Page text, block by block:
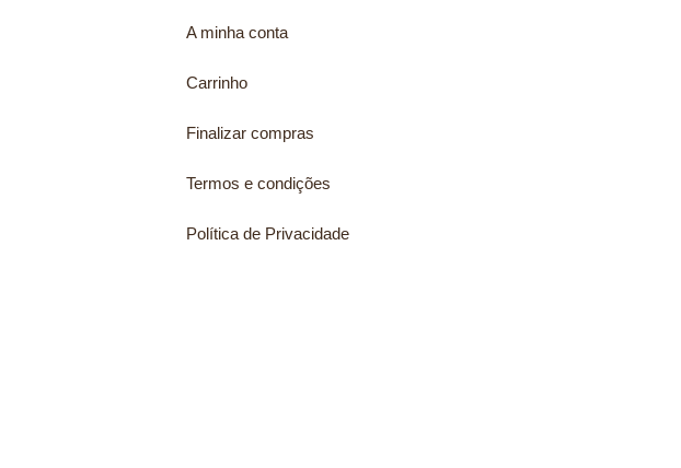
A minha conta
Carrinho
Finalizar compras
Termos e condições
Política de Privacidade